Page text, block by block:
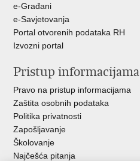
e-Građani
e-Savjetovanja
Portal otvorenih podataka RH
Izvozni portal
Pristup informacijama
Pravo na pristup informacijama
Zaštita osobnih podataka
Politika privatnosti
Zapošljavanje
Školovanje
Najčešća pitanja